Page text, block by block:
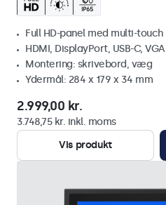
Full HD-panel med multi-touch
HDMI, DisplayPort, USB-C, VGA
Montering: skrivebord, væg
Ydermål: 284 x 179 x 34 mm
2.999,00 kr.
3.748,75 kr. inkl. moms
Vis produkt